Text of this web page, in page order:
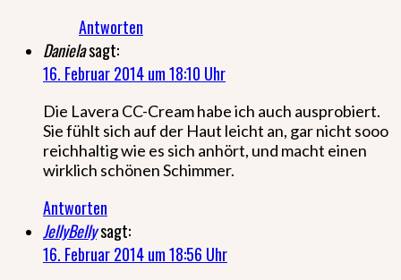
Antworten
Danielasagt:
16. Februar 2014 um 18:10 Uhr
Die Lavera CC-Cream habe ich auch ausprobiert.
Sie fühlt sich auf der Haut leicht an, gar nicht sooo
reichhaltig wie es sich anhört, und macht einen
wirklich schönen Schimmer.
Antworten
JellyBellysagt:
16. Februar 2014 um 18:56 Uhr